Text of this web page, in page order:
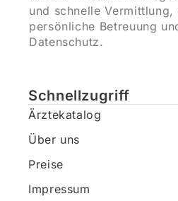
und schnelle
persönliche Betreuung
Datenschutz.
Schnellzugriff
Ärztekatalog
Über uns
Preise
Impressum